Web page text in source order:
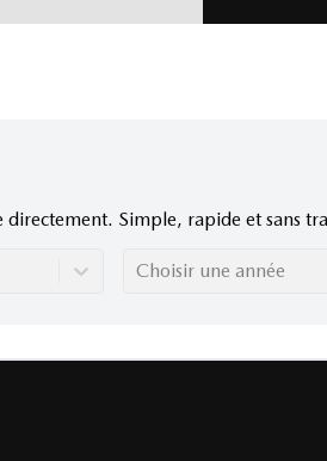
directement. Simple, rapide et sans
Choisir une année